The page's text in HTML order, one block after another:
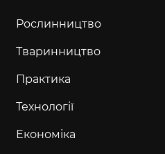
Рослинництво
Тваринництво
Практика
Технології
Економіка